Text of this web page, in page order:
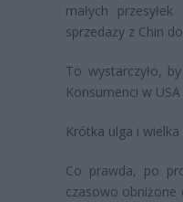
małych
sprzedaży z Chin
To wystarczyło,
Konsumenci w
Krótka ulga i
Co prawda, po
czasowo obniżone